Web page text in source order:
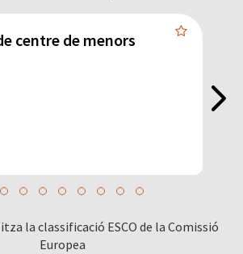
centre de menors
la classificació ESCO de la Comissió
Europea